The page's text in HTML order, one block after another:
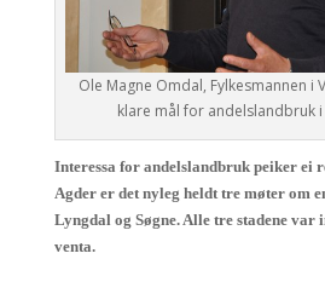
Ole Magne Omdal, Fylkesmannen i
klare mål for andelslandbruk i
Interessa for andelslandbruk peiker ei
Agder er det nyleg heldt tre møter om
Lyngdal og Søgne. Alle tre stadene var
venta.